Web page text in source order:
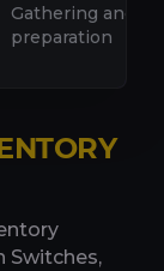
Gathering and
preparation
Switches,